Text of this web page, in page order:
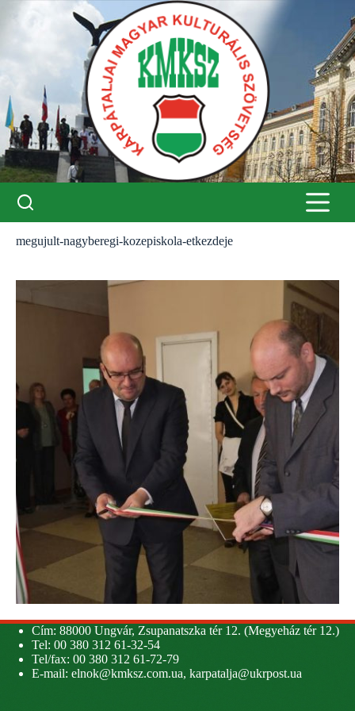
megujult-nagyberegi-kozepiskola-etkezdeje
Cím: 88000 Ungvár, Zsupanatszka tér 12. (Megyeház tér 12.)
Tel: 00 380 312 61-32-54
Tel/fax: 00 380 312 61-72-79
E-mail: elnok@kmksz.com.ua, karpatalja@ukrpost.ua